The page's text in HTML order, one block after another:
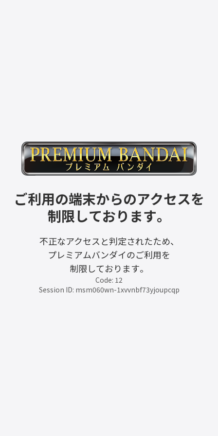
ご利用の端末からのアクセスを
制限しております。
不正なアクセスと判定されたため、
プレミアムバンダイのご利用を
制限しております。
Code: 12
Session ID: msm060wn-1xvvnbf73yjoupcqp